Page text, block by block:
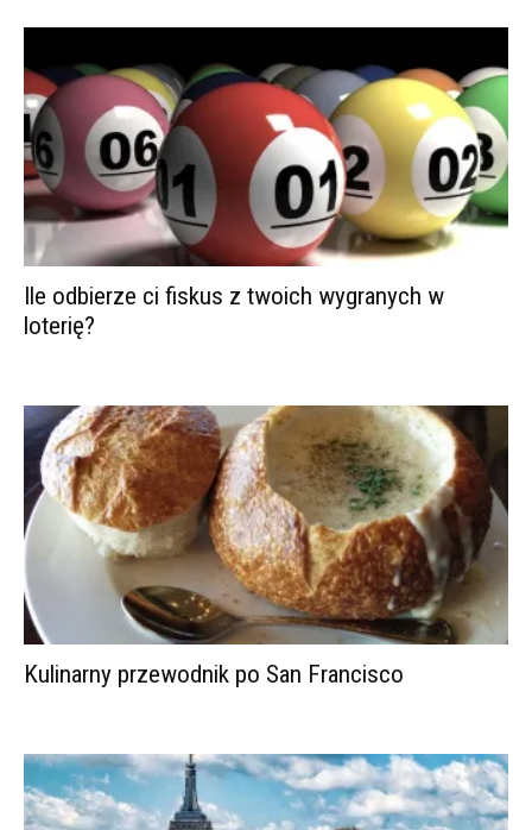
Ile odbierze ci fiskus z twoich wygranych w
loterię?
Kulinarny przewodnik po San Francisco